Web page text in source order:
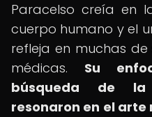
Paracelso creía en
cuerpo humano y el
refleja en muchas
médicas. Su
búsqueda de la
resonaron en el